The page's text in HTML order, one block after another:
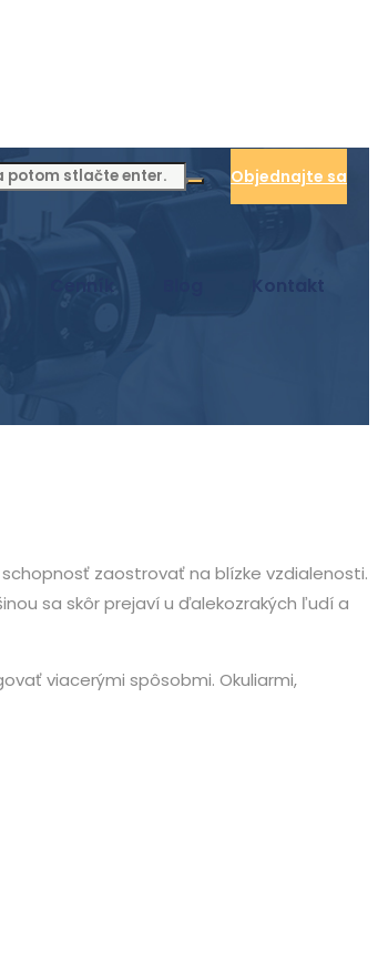
Objednajte sa
Cenník Kontakt
zaostrovať na blízke vzdialenosti.
sa skôr prejaví u ďalekozrakých ľudí a
viacerými spôsobmi. Okuliarmi,